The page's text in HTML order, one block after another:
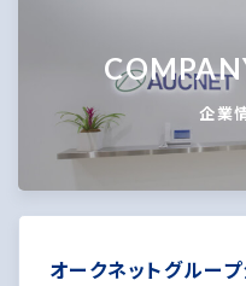
企業
オークネットグルー